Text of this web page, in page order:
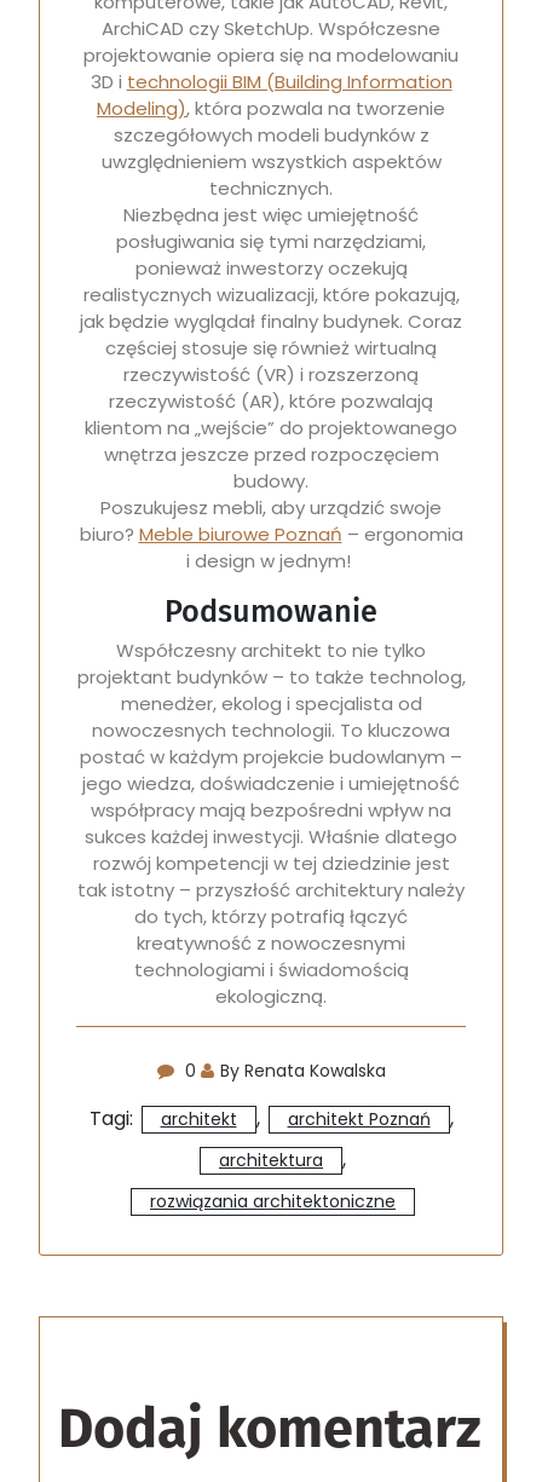
ArchiCAD czy SketchUp. Współczesne
projektowanie opiera się na modelowaniu
3D i technologii BIM (Building Information
Modeling), która pozwala na tworzenie
szczegółowych modeli budynków z
uwzględnieniem wszystkich aspektów
technicznych.
Niezbędna jest więc umiejętność
posługiwania się tymi narzędziami,
ponieważ inwestorzy oczekują
realistycznych wizualizacji, które pokazują,
jak będzie wyglądał finalny budynek. Coraz
częściej stosuje się również wirtualną
rzeczywistość (VR) i rozszerzoną
rzeczywistość (AR), które pozwalają
klientom na „wejście” do projektowanego
wnętrza jeszcze przed rozpoczęciem
budowy.
Poszukujesz mebli, aby urządzić swoje
biuro? Meble biurowe Poznań – ergonomia
i design w jednym!
Podsumowanie
Współczesny architekt to nie tylko
projektant budynków – to także technolog,
menedżer, ekolog i specjalista od
nowoczesnych technologii. To kluczowa
postać w każdym projekcie budowlanym –
jego wiedza, doświadczenie i umiejętność
współpracy mają bezpośredni wpływ na
sukces każdej inwestycji. Właśnie dlatego
rozwój kompetencji w tej dziedzinie jest
tak istotny – przyszłość architektury należy
do tych, którzy potrafią łączyć
kreatywność z nowoczesnymi
technologiami i świadomością
ekologiczną.
0 By Renata Kowalska
Tagi: architekt , architekt Poznań ,
architektura ,
rozwiązania architektoniczne
Dodaj komentarz